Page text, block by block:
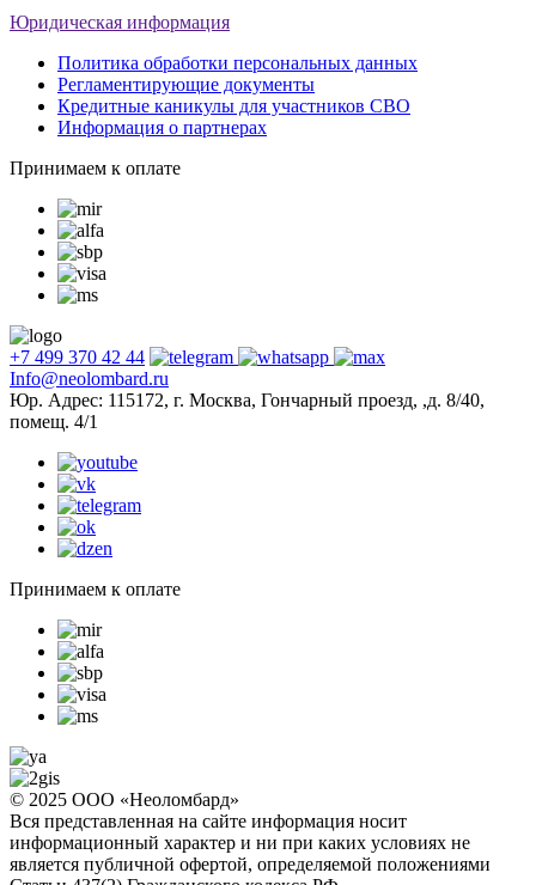
Юридическая информация
Политика обработки персональных данных
Регламентирующие документы
Кредитные каникулы для участников СВО
Информация о партнерах
Принимаем к оплате
+7 499 370 42 44
Info@neolombard.ru
Юр. Адрес: 115172, г. Москва, Гончарный проезд, ,д. 8/40,
помещ. 4/1
Принимаем к оплате
© 2025 ООО «Неоломбард»
Вся представленная на сайте информация носит
информационный характер и ни при каких условиях не
является публичной офертой, определяемой положениями